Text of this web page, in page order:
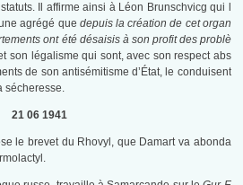
Il affirme ainsi à Léon Brunschvicg qui l
agrégé que depuis la création de cet organ
ont été désaisis à son profit des problè
son légalisme qui sont, avec son respect abs
de son antisémitisme d’État, le conduisent
sécheresse.
21 06 1941
le brevet du Rhovyl, que Damart va abonda